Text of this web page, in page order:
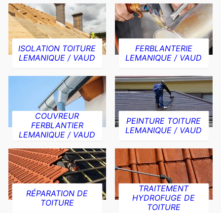
ISOLATION TOITURE
LEMANIQUE / VAUD
FERBLANTERIE
LEMANIQUE / VAUD
COUVREUR
FERBLANTIER
LEMANIQUE / VAUD
PEINTURE TOITURE
LEMANIQUE / VAUD
RÉPARATION DE
TOITURE
TRAITEMENT
HYDROFUGE DE
TOITURE